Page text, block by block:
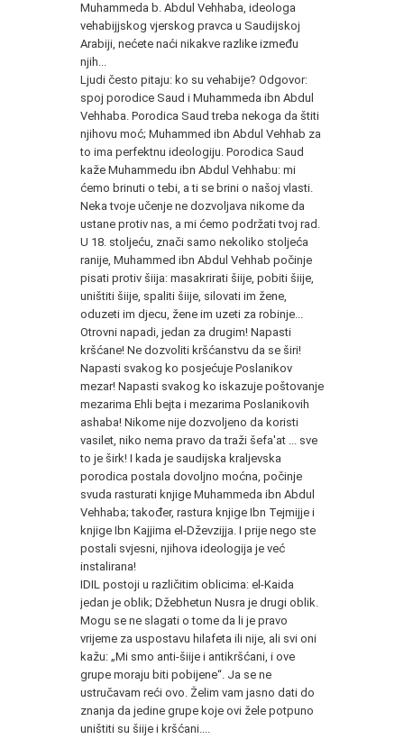
Muhammeda b. Abdul Vehhaba, ideologa
vehabijjskog vjerskog pravca u Saudijskoj
Arabiji, nećete naći nikakve razlike između
njih...
Ljudi često pitaju: ko su vehabije? Odgovor:
spoj porodice Saud i Muhammeda ibn Abdul
Vehhaba. Porodica Saud treba nekoga da štiti
njihovu moć; Muhammed ibn Abdul Vehhab za
to ima perfektnu ideologiju. Porodica Saud
kaže Muhammedu ibn Abdul Vehhabu: mi
ćemo brinuti o tebi, a ti se brini o našoj vlasti.
Neka tvoje učenje ne dozvoljava nikome da
ustane protiv nas, a mi ćemo podržati tvoj rad.
U 18. stoljeću, znači samo nekoliko stoljeća
ranije, Muhammed ibn Abdul Vehhab počinje
pisati protiv šiija: masakrirati šiije, pobiti šiije,
uništiti šiije, spaliti šiije, silovati im žene,
oduzeti im djecu, žene im uzeti za robinje...
Otrovni napadi, jedan za drugim! Napasti
kršćane! Ne dozvoliti kršćanstvu da se širi!
Napasti svakog ko posjećuje Poslanikov
mezar! Napasti svakog ko iskazuje poštovanje
mezarima Ehli bejta i mezarima Poslanikovih
ashaba! Nikome nije dozvoljeno da koristi
vasilet, niko nema pravo da traži šefa'at ... sve
to je širk! I kada je saudijska kraljevska
porodica postala dovoljno moćna, počinje
svuda rasturati knjige Muhammeda ibn Abdul
Vehhaba; također, rastura knjige Ibn Tejmijje i
knjige Ibn Kajjima el-Dževzijja. I prije nego ste
postali svjesni, njihova ideologija je već
instalirana!
IDIL postoji u različitim oblicima: el-Kaida
jedan je oblik; Džebhetun Nusra je drugi oblik.
Mogu se ne slagati o tome da li je pravo
vrijeme za uspostavu hilafeta ili nije, ali svi oni
kažu: „Mi smo anti-šiije i antikršćani, i ove
grupe moraju biti pobijene“. Ja se ne
ustručavam reći ovo. Želim vam jasno dati do
znanja da jedine grupe koje ovi žele potpuno
uništiti su šiije i kršćani....